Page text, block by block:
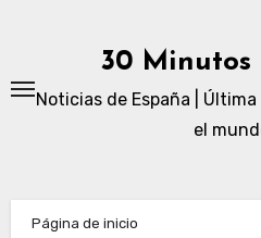
30 Minutos
Noticias de España |
el
Página de inicio